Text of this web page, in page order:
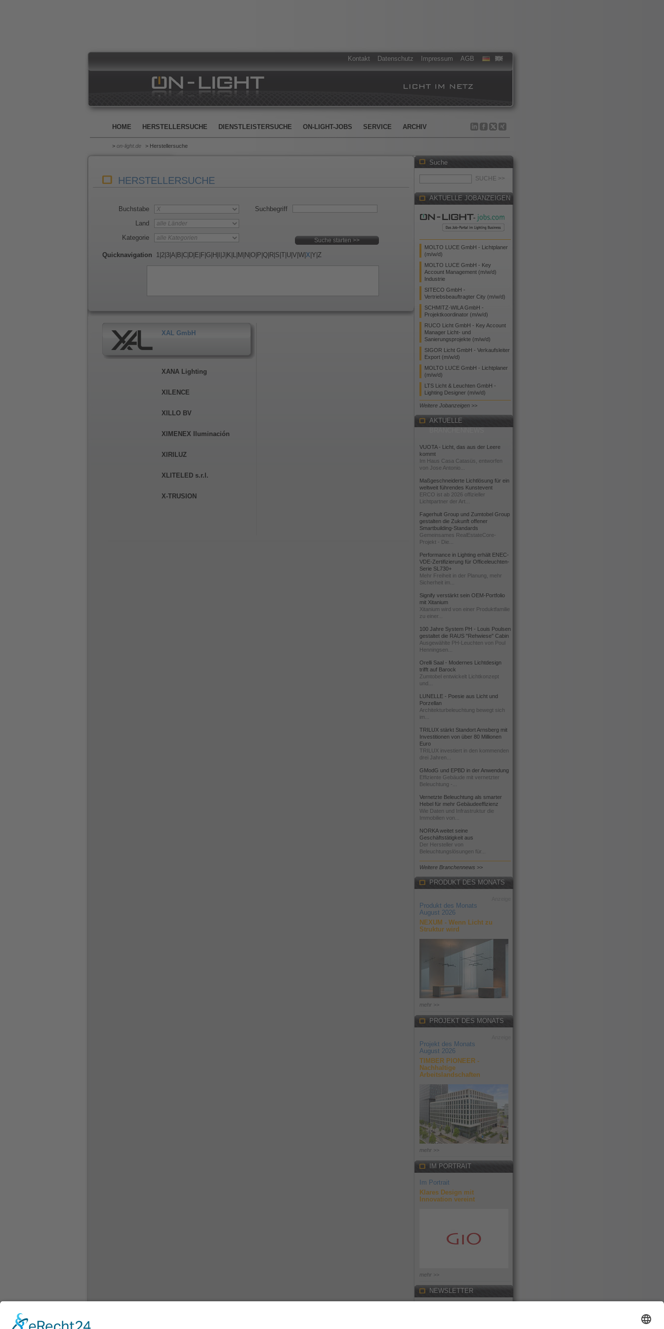
Kontakt Datenschutz Impressum AGB
HOME HERSTELLERSUCHE DIENSTLEISTERSUCHE ON-LIGHT-JOBS SERVICE ARCHIV
> on-light.de > Herstellersuche
HERSTELLERSUCHE
Buchstabe
Land
Kategorie
Suchbegriff
Quicknavigation 1 2 3 A B C D E F G H J K L M N O P Q R S T U V W X Y Z
XAL GmbH
XANA Lighting
XILENCE
XILLO BV
XIMENEX Iluminación
XIRILUZ
XLITELED s.r.l.
X-TRUSION
Suche
AKTUELLE JOBANZEIGEN
MOLTO LUCE GmbH - Lichtplaner
(m/w/d)
MOLTO LUCE GmbH - Key
Account Management (m/w/d)
Industrie
SITECO GmbH -
Vertriebsbeauftragter City (m/w/d)
SCHMITZ-WILA GmbH -
Projektkoordinator (m/w/d)
RUCO Licht GmbH - Key Account
Manager Licht- und
Sanierungsprojekte (m/w/d)
SIGOR Licht GmbH - Verkaufsleiter
Export (m/w/d)
MOLTO LUCE GmbH - Lichtplaner
(m/w/d)
LTS Licht & Leuchten GmbH -
Lighting Designer (m/w/d)
Weitere Jobanzeigen >>
AKTUELLE
VUOTA - Licht, das aus der Leere
kommt
Im Haus Casa Catasüs, entworfen
von Jose Antonio...
Maßgeschneiderte Lichtlösung für ein
weltweit führendes Kunstevent
ERCO ist ab 2026 offizieller
Lichtpartner der Art...
Fagerhult Group und Zumtobel Group
gestalten die Zukunft offener
Smartbuilding-Standards
Gemeinsames RealEstateCore-
Projekt - Die...
Performance in Lighting erhält ENEC-
VDE-Zertifizierung für Officeleuchten-
Serie SL730+
Mehr Freiheit in der Planung, mehr
Sicherheit im...
Signify verstärkt sein OEM-Portfolio
mit Xitanium
Xitanium wird von einer Produktfamilie
zu einer...
100 Jahre System PH - Louis Poulsen
gestaltet die RAUS "Rehwiese" Cabin
Ausgewählte PH-Leuchten von Poul
Henningsen...
Orelli Saal - Modernes Lichtdesign
trifft auf Barock
Zumtobel entwickelt Lichtkonzept
und...
LUNELLE - Poesie aus Licht und
Porzellan
Architekturbeleuchtung bewegt sich
im...
TRILUX stärkt Standort Arnsberg mit
Investitionen von über 80 Millionen
Euro
TRILUX investiert in den kommenden
drei Jahren...
GModG und EPBD in der Anwendung
Effiziente Gebäude mit vernetzter
Beleuchtung -...
Vernetzte Beleuchtung als smarter
Hebel für mehr Gebäudeeffizienz
Wie Daten und Infrastruktur die
Immobilien von...
NORKA weitet seine
Geschäftstätigkeit aus
Der Hersteller von
Beleuchtungslösungen für...
Weitere Branchennews >>
PRODUKT DES MONATS
Produkt des Monats
August 2026
NEXUM - Wenn Licht zu
Struktur wird
mehr >>
PROJEKT DES MONATS
Projekt des Monats
August 2026
TIMBER PIONEER -
Nachhaltige
Arbeitslandschaften
mehr >>
IM PORTRAIT
Im Portrait
Klares Design mit
Innovation vereint
mehr >>
NEWSLETTER